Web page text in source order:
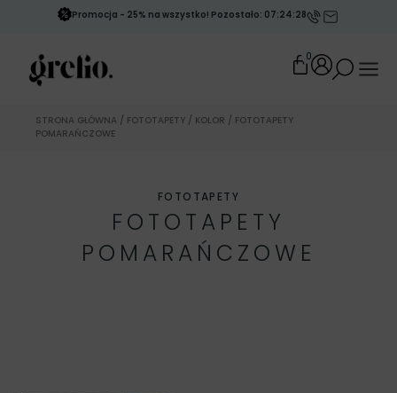
Promocja - 25% na wszystko! Pozostało: 07:24:25
0
STRONA GŁÓWNA / FOTOTAPETY / KOLOR / FOTOTAPETY
POMARAŃCZOWE
FOTOTAPETY
FOTOTAPETY
POMARAŃCZOWE